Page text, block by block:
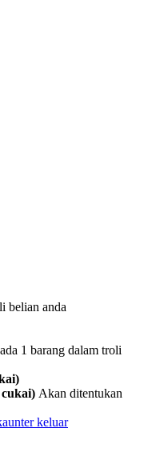
belian anda
1 barang dalam troli
Akan ditentukan
keluar